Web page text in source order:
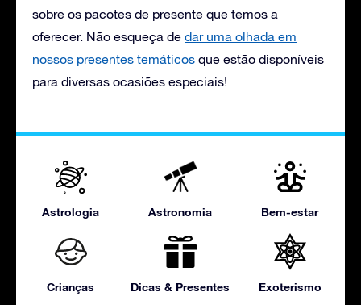
sobre os pacotes de presente que temos a
oferecer. Não esqueça de dar uma olhada em
nossos presentes temáticos que estão disponíveis
para diversas ocasiões especiais!
Astrologia Astronomia Bem-estar
Crianças Dicas & Presentes Exoterismo